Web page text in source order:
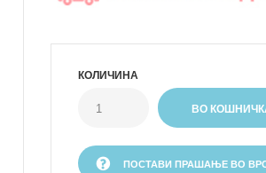
КОЛИЧИНА
ПОСТАВИ ПРАШАЊЕ ВО